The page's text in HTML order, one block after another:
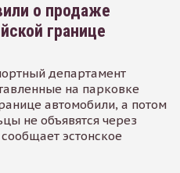
о продаже
границе
департамент
на парковке
автомобили, а потом
не объявятся через
эстонское